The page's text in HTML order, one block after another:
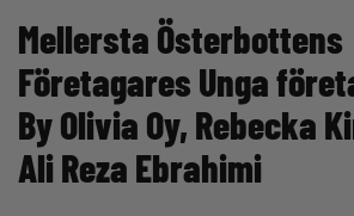
Mellersta Österbottens
Företagares Unga
By Olivia Oy, Rebecka
Ali Reza Ebrahimi